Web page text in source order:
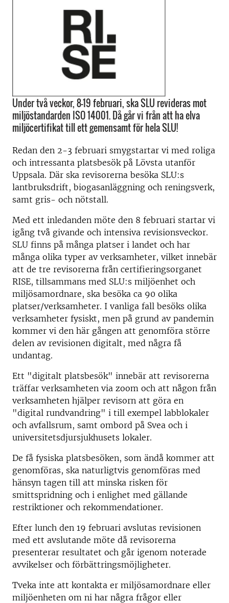
Under två veckor, 8-19 februari, ska SLU revideras mot
miljöstandarden ISO 14001. Då går vi från att ha elva
miljöcertifikat till ett gemensamt för hela SLU!
Redan den 2-3 februari smygstartar vi med roliga
och intressanta platsbesök på Lövsta utanför
Uppsala. Där ska revisorerna besöka SLU:s
lantbruksdrift, biogasanläggning och reningsverk,
samt gris- och nötstall.
Med ett inledanden möte den 8 februari startar vi
igång två givande och intensiva revisionsveckor.
SLU finns på många platser i landet och har
många olika typer av verksamheter, vilket innebär
att de tre revisorerna från certifieringsorganet
RISE, tillsammans med SLU:s miljöenhet och
miljösamordnare, ska besöka ca 90 olika
platser/verksamheter. I vanliga fall besöks olika
verksamheter fysiskt, men på grund av pandemin
kommer vi den här gången att genomföra större
delen av revisionen digitalt, med några få
undantag.
Ett "digitalt platsbesök" innebär att revisorerna
träffar verksamheten via zoom och att någon från
verksamheten hjälper revisorn att göra en
"digital rundvandring" i till exempel labblokaler
och avfallsrum, samt ombord på Svea och i
universitetsdjursjukhusets lokaler.
De få fysiska platsbesöken, som ändå kommer att
genomföras, ska naturligtvis genomföras med
hänsyn tagen till att minska risken för
smittspridning och i enlighet med gällande
restriktioner och rekommendationer.
Efter lunch den 19 februari avslutas revisionen
med ett avslutande möte då revisorerna
presenterar resultatet och går igenom noterade
avvikelser och förbättringsmöjligheter.
Tveka inte att kontakta er miljösamordnare eller
miljöenheten om ni har några frågor eller